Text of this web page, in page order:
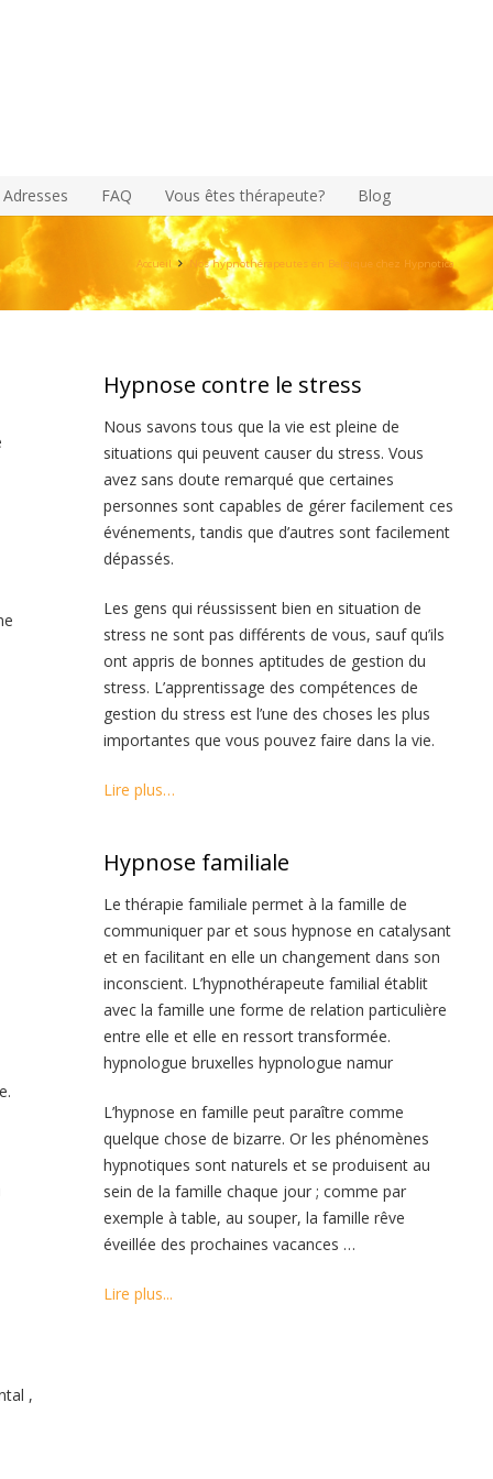
Adresses FAQ Vous êtes thérapeute? Blog
Accueil Nos hypnothérapeutes en Belgique chez Hypnotica
,
Hypnose contre le stress
Nous savons tous que la vie est pleine de
situations qui peuvent causer du stress. Vous
avez sans doute remarqué que certaines
personnes sont capables de gérer facilement ces
événements, tandis que d’autres sont facilement
dépassés.
Les gens qui réussissent bien en situation de
stress ne sont pas différents de vous, sauf qu’ils
ont appris de bonnes aptitudes de gestion du
stress. L’apprentissage des compétences de
gestion du stress est l’une des choses les plus
importantes que vous pouvez faire dans la vie.
Lire plus…
Hypnose familiale
Le thérapie familiale permet à la famille de
communiquer par et sous hypnose en catalysant
et en facilitant en elle un changement dans son
inconscient. L’hypnothérapeute familial établit
avec la famille une forme de relation particulière
entre elle et elle en ressort transformée.
hypnologue bruxelles hypnologue namur
L’hypnose en famille peut paraître comme
quelque chose de bizarre. Or les phénomènes
hypnotiques sont naturels et se produisent au
sein de la famille chaque jour ; comme par
exemple à table, au souper, la famille rêve
éveillée des prochaines vacances …
Lire plus...